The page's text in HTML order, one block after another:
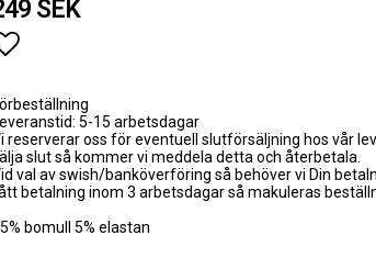
SEK
5-15 arbetsdagar
reserverar oss för eventuell slutförsäljning hos vår
slut så kommer vi meddela detta och återbetala.
val av swish/banköverföring så behöver vi Din
betalning inom 3 arbetsdagar så makuleras
bomull 5% elastan